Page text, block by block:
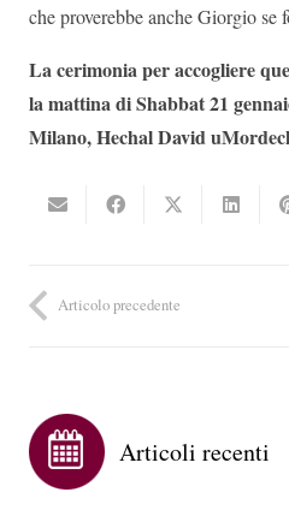
che proverebbe anche Giorgio se
La cerimonia per accogliere
la mattina di Shabbat 21
Milano, Hechal David
Articolo precedente
Articoli recenti